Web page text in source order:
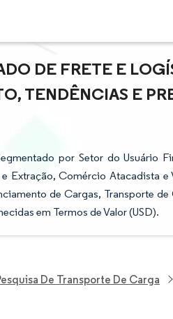
DE FRETE E
TENDÊNCIAS E
por Setor do Usuário
Extração, Comércio Atacadista
de Cargas, Transporte de
em Termos de Valor (USD).
De Transporte De Carga